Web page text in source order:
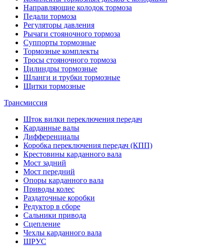
Направляющие колодок тормоза
Педали тормоза
Регуляторы давления
Рычаги стояночного тормоза
Суппорты тормозные
Тормозные комплекты
Тросы стояночного тормоза
Цилиндры тормозные
Шланги и трубки тормозные
Щитки тормозные
Трансмиссия
Шток вилки переключения передач
Карданные валы
Дифференциалы
Коробка переключения передач (КПП)
Крестовины карданного вала
Мост задний
Мост передний
Опоры карданного вала
Приводы колес
Раздаточные коробки
Редуктор в сборе
Сальники привода
Сцепление
Чехлы карданного вала
ШРУС